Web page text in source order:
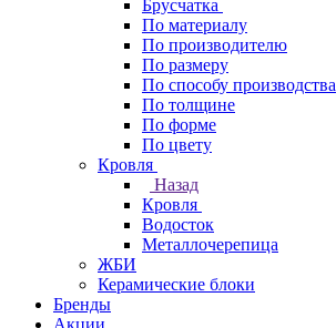
Брусчатка
По материалу
По производителю
По размеру
По способу производства
По толщине
По форме
По цвету
Кровля
Назад
Кровля
Водосток
Металлочерепица
ЖБИ
Керамические блоки
Бренды
Акции